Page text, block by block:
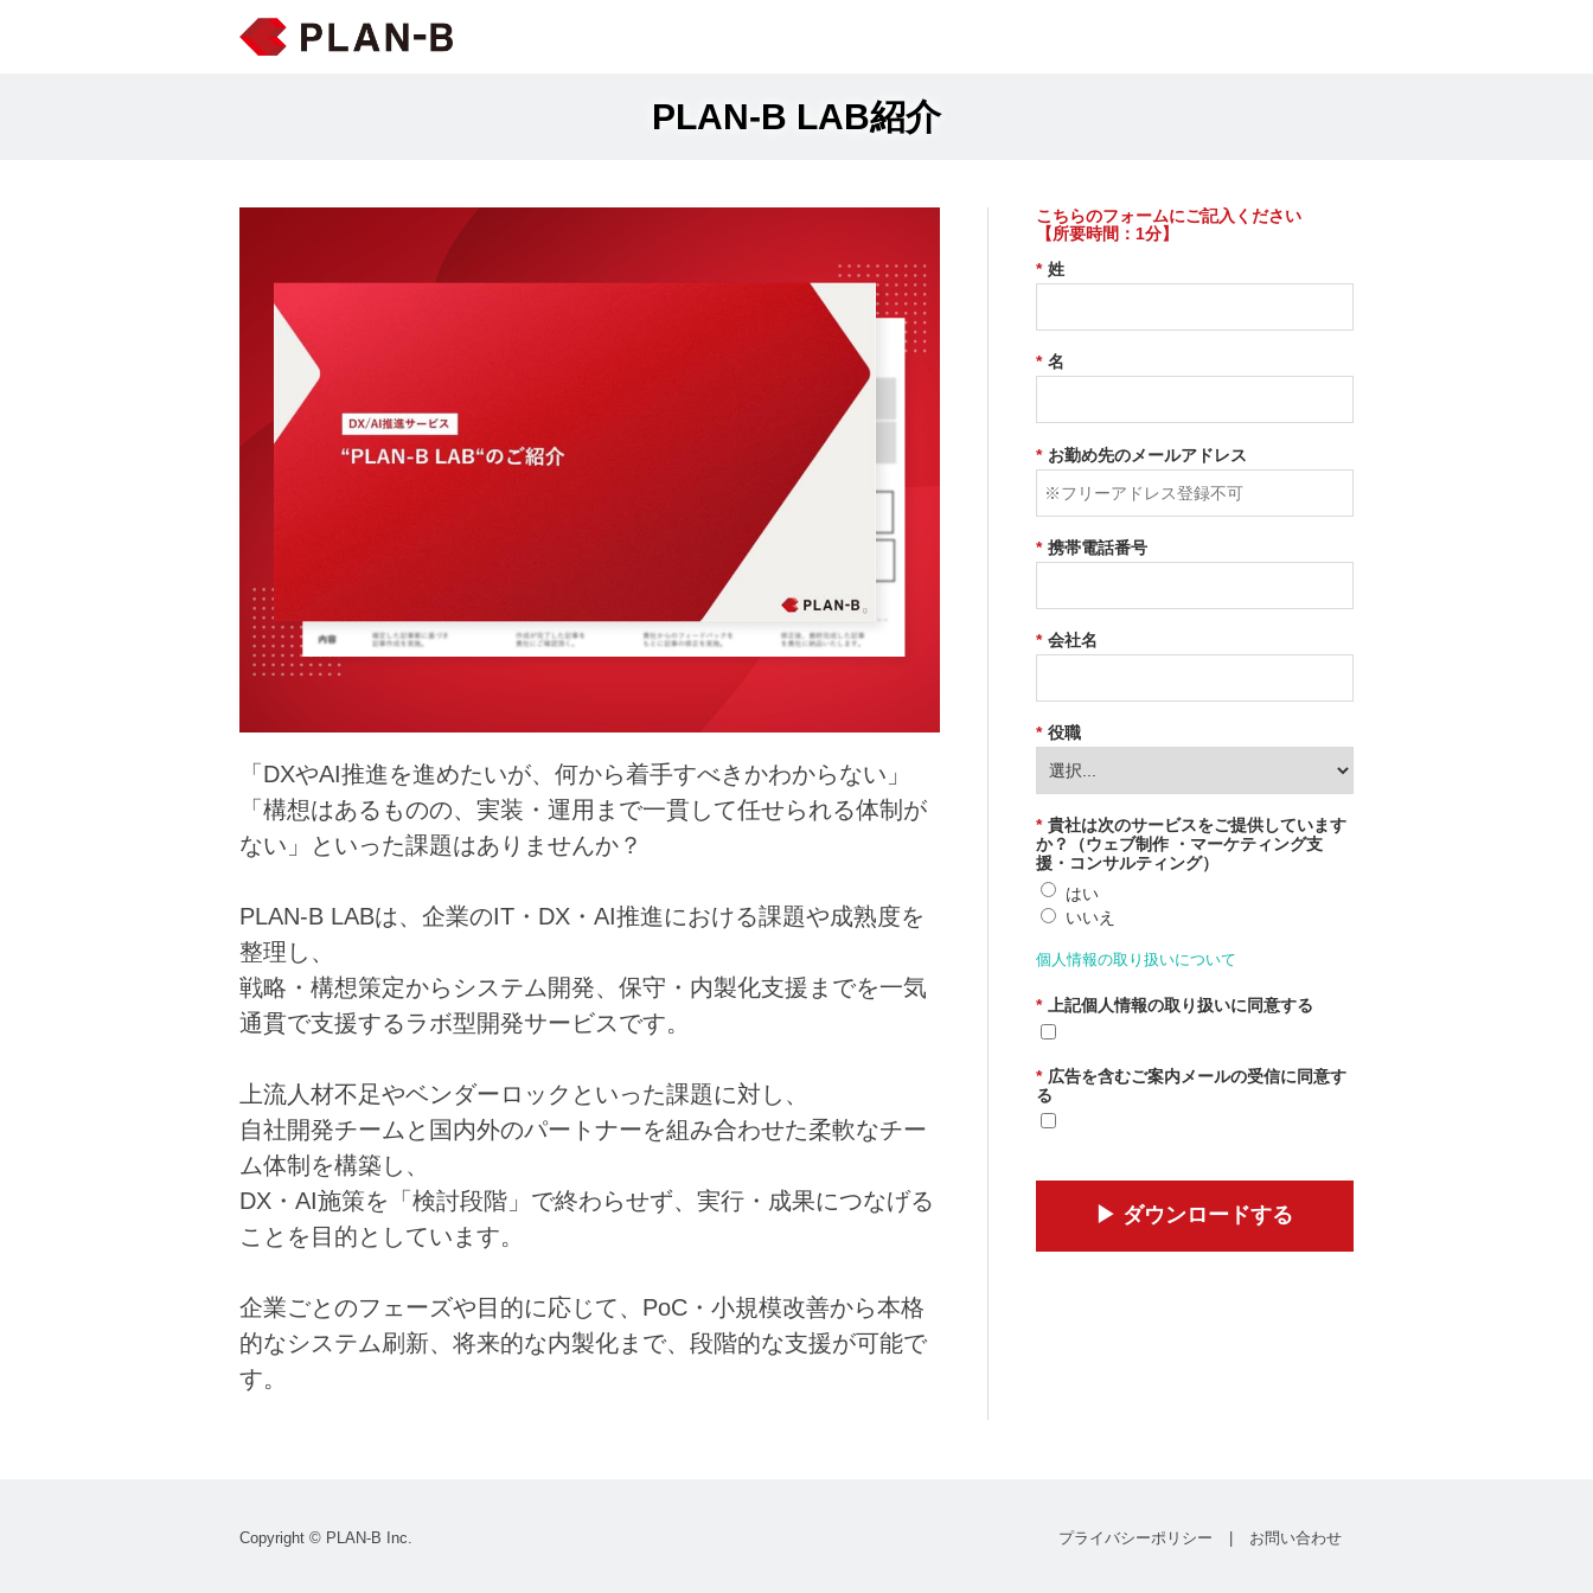
PLAN-B LAB紹介
「DXやAI推進を進めたいが、何から着手すべきかわからない」
「構想はあるものの、実装・運用まで一貫して任せられる体制が
ない」といった課題はありませんか？
PLAN-B LABは、企業のIT・DX・AI推進における課題や成熟度を
整理し、
戦略・構想策定からシステム開発、保守・内製化支援までを一気
通貫で支援するラボ型開発サービスです。
上流人材不足やベンダーロックといった課題に対し、
自社開発チームと国内外のパートナーを組み合わせた柔軟なチー
ム体制を構築し、
DX・AI施策を「検討段階」で終わらせず、実行・成果につなげる
ことを目的としています。
企業ごとのフェーズや目的に応じて、PoC・小規模改善から本格
的なシステム刷新、将来的な内製化まで、段階的な支援が可能で
す。
こちらのフォームにご記入ください
【所要時間：1分】
* 姓
* 名
* お勤め先のメールアドレス
* 携帯電話番号
* 会社名
* 役職
* 貴社は次のサービスをご提供しています
か？（ウェブ制作 ・マーケティング支
援・コンサルティング）
はい
いいえ
個人情報の取り扱いについて
* 上記個人情報の取り扱いに同意する
* 広告を含むご案内メールの受信に同意す
る
▶︎ ダウンロードする
プライバシーポリシー お問い合わせ
Copyright © PLAN-B Inc.